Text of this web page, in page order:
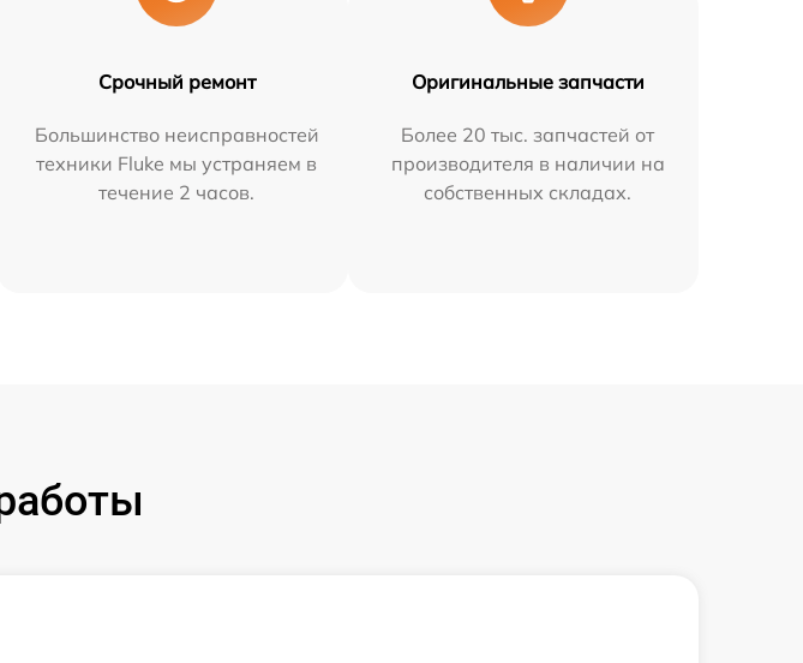
Срочный ремонт
Большинство неисправностей
техники Fluke мы устраняем в
течение 2 часов.
Оригинальные запчасти
Более 20 тыс. запчастей от
производителя в наличии на
собственных складах.